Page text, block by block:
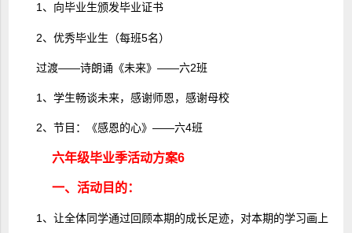
1、向毕业生颁发毕业证书
2、优秀毕业生（每班5名）
过渡――诗朗诵《未来》――六2班
1、学生畅谈未来，感谢师恩，感谢母校
2、节目：《感恩的心》――六4班
六年级毕业季活动方案6
一、活动目的：
1、让全体同学通过回顾本期的成长足迹，对本期的学习画上